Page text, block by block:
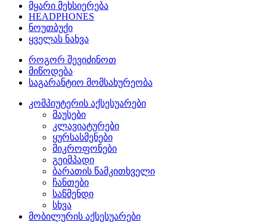
მყარი მეხსიერება
HEADPHONES
ნოუთბუქი
ყველას ნახვა
როგორ შევიძინოთ
მიწოდება
საგარანტიო მომსახურეობა
კომპიუტერის აქსესუარები
მაუსები
კლავიატურები
ყურსასმენები
მიკროფონები
გეიმპადი
ბარათის წამკითხველი
ჩანთები
საწმენდი
სხვა
მობილურის აქსესუარები